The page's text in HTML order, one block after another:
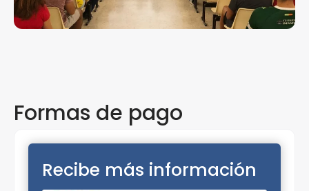
Formas de pago
Recibe más información